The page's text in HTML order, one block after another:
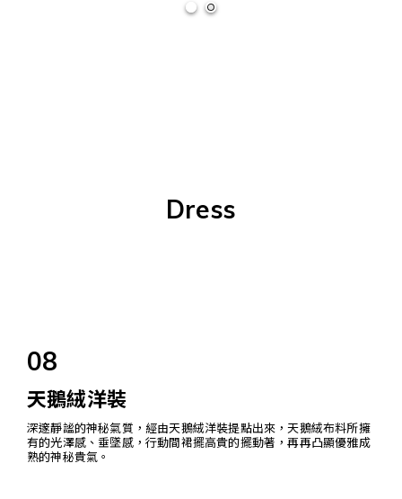
Dress
08
天鵝絨洋裝
深邃靜謐的神秘氣質，經由天鵝絨洋裝提點出來，天鵝絨布料所擁
有的光澤感、垂墜感，行動間裙擺高貴的擺動著，再再凸顯優雅成
熟的神秘貴氣。